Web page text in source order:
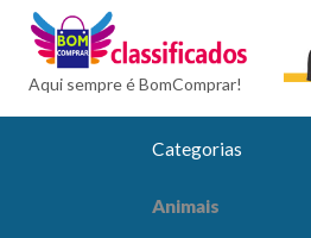
Aqui sempre é BomComprar!
Categorias
Animais